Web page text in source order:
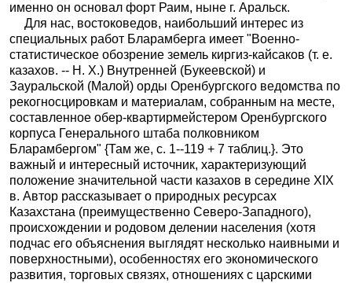
именно он основал форт Раим, ныне г. Аральск.
Для нас, востоковедов, наибольший интерес из
специальных работ Бларамберга имеет "Военно-
статистическое обозрение земель киргиз-кайсаков (т. е.
казахов. -- Н. Х.) Внутренней (Букеевской) и
Зауральской (Малой) орды Оренбургского ведомства по
рекогносцировкам и материалам, собранным на месте,
составленное обер-квартирмейстером Оренбургского
корпуса Генерального штаба полковником
Бларамбергом" {Там же, с. 1--119 + 7 таблиц.}. Это
важный и интересный источник, характеризующий
положение значительной части казахов в середине XIX
в. Автор рассказывает о природных ресурсах
Казахстана (преимущественно Северо-Западного),
происхождении и родовом делении населения (хотя
подчас его объяснения выглядят несколько наивными и
поверхностными), особенностях его экономического
развития, торговых связях, отношениях с царскими